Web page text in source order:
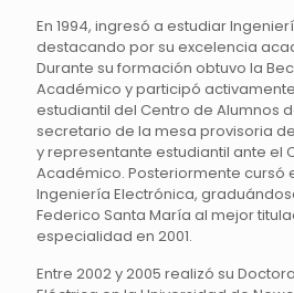
En 1994, ingresó a estudiar
destacando por su excelencia
Durante su formación obtuvo la
Académico y participó
estudiantil del Centro de Alumnos
secretario de la mesa provisoria de
y representante estudiantil ante el
Académico. Posteriormente cursó
Ingeniería Electrónica,
Federico Santa María al mejor
especialidad en 2001.
Entre 2002 y 2005 realizó su